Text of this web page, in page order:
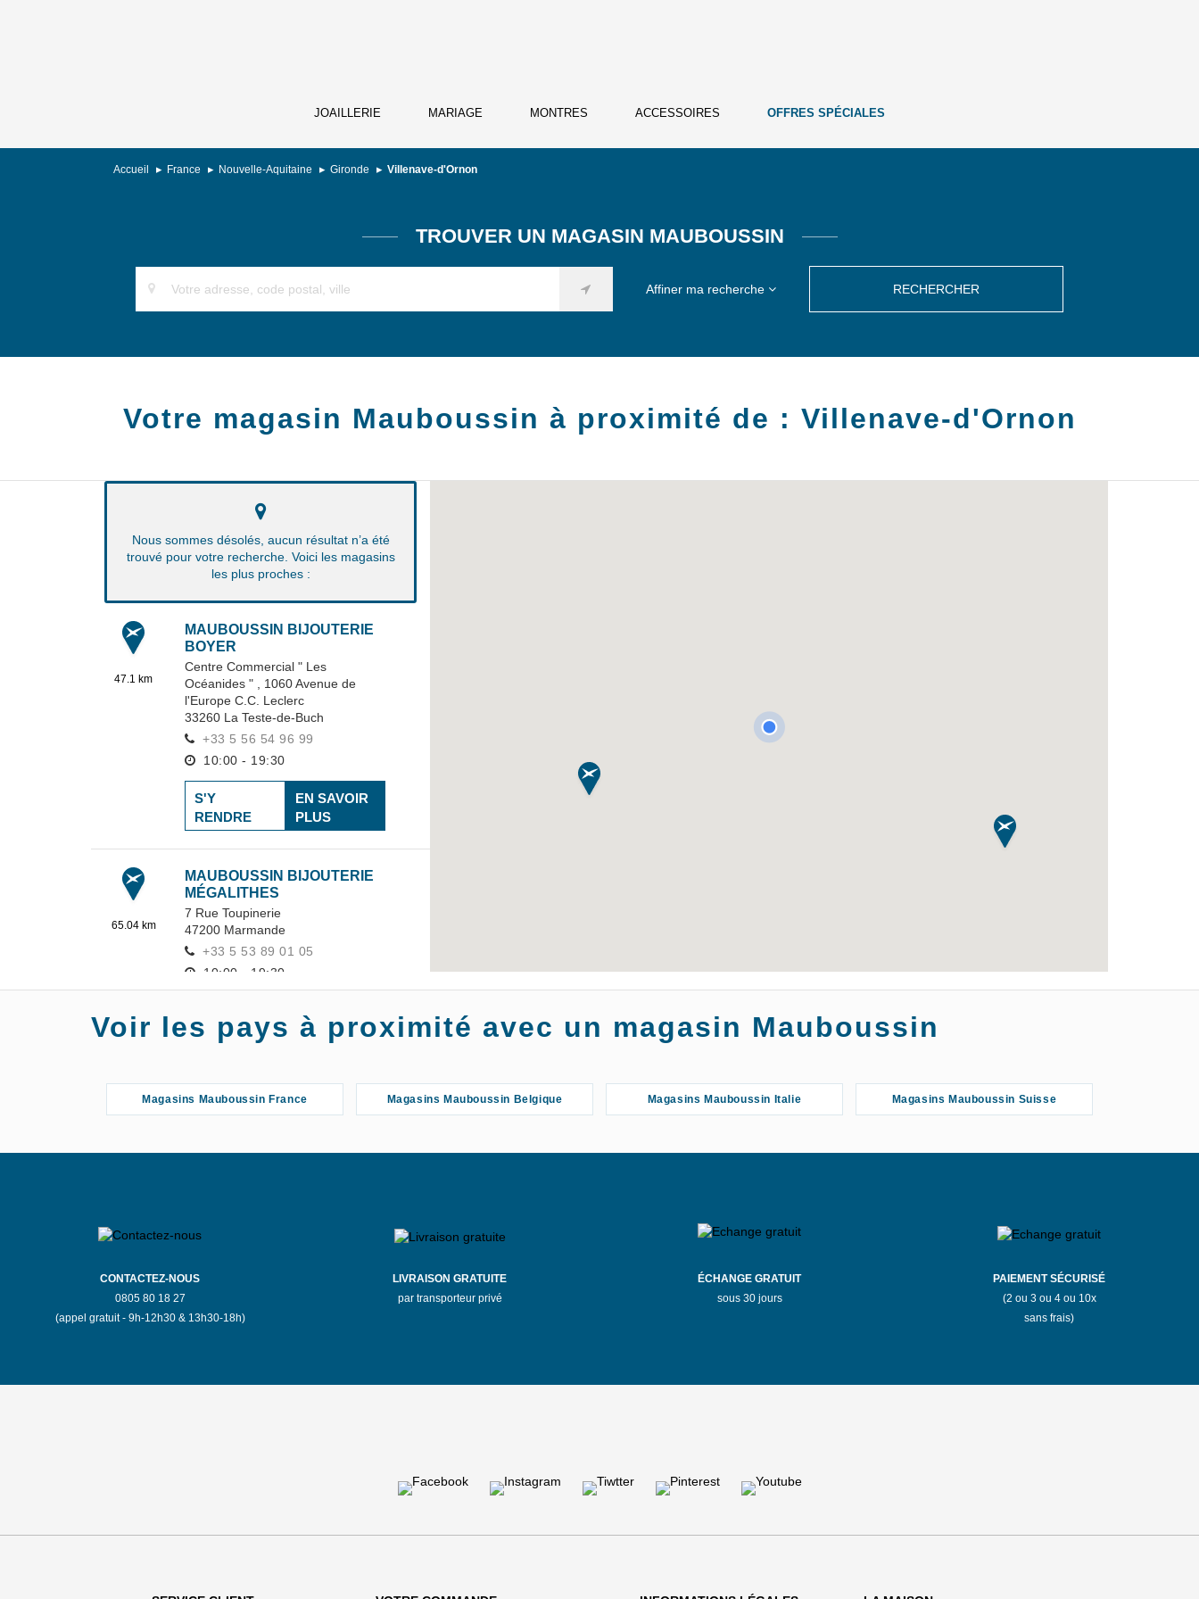
JOAILLERIE MARIAGE MONTRES ACCESSOIRES OFFRES SPÉCIALES
Accueil France Nouvelle-Aquitaine Gironde Villenave-d'Ornon
TROUVER UN MAGASIN MAUBOUSSIN
Affiner ma recherche RECHERCHER
Votre magasin Mauboussin à proximité de : Villenave-d'Ornon
Nous sommes désolés, aucun résultat n’a été
trouvé pour votre recherche. Voici les magasins
les plus proches :
47.1 km
MAUBOUSSIN BIJOUTERIE
BOYER
Centre Commercial " Les
Océanides " , 1060 Avenue de
l'Europe C.C. Leclerc
33260 La Teste-de-Buch
+33 5 56 54 96 99
10:00 - 19:30
EN SAVOIR
PLUS
S'Y
RENDRE
65.04 km
MAUBOUSSIN BIJOUTERIE
MÉGALITHES
7 Rue Toupinerie
47200 Marmande
+33 5 53 89 01 05
10:00 - 19:30
PLUS
RENDRE
MAUBOUSSIN BIJOUTERIE
BOUJU LESPARRE
RENDRE
Voir les pays à proximité avec un magasin Mauboussin
Magasins Mauboussin France Magasins Mauboussin Belgique Magasins Mauboussin Italie Magasins Mauboussin Suisse
CONTACTEZ-NOUS
0805 80 18 27
(appel gratuit - 9h-12h30 & 13h30-18h)
LIVRAISON GRATUITE
par transporteur privé
ÉCHANGE GRATUIT
sous 30 jours
PAIEMENT SÉCURISÉ
(2 ou 3 ou 4 ou 10x
sans frais)